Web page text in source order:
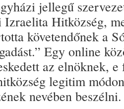
jellegű
Hitközség,
követendőnek a
Egy online
az elnöknek,
legitim
nevében beszélni.